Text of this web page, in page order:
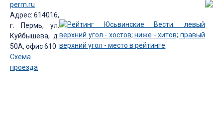
perm.ru
Адрес: 614016,
г. Пермь, ул.
Куйбышева, д.
50А, офис 610
Схема
проезда